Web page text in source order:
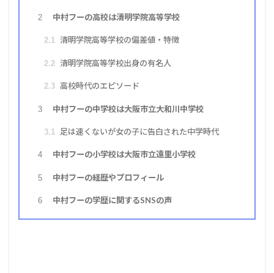
2 中村フーの高校は清明学院高等学校
2.1 清明学院高等学校の偏差値・特徴
2.2 清明学院高等学校出身の有名人
2.3 高校時代のエピソード
3 中村フーの中学校は大阪市立大和川中学校
3.1 足は速くないが女の子に告白された中学時代
4 中村フーの小学校は大阪市立遠里小学校
5 中村フーの経歴やプロフィール
6 中村フーの学歴に関するSNSの声